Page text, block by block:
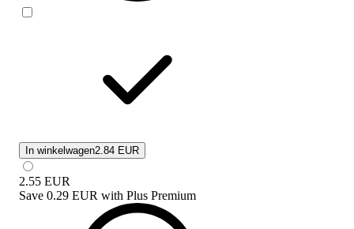
In winkelwagen2.84 EUR
2.55 EUR
Save 0.29 EUR with Plus Premium